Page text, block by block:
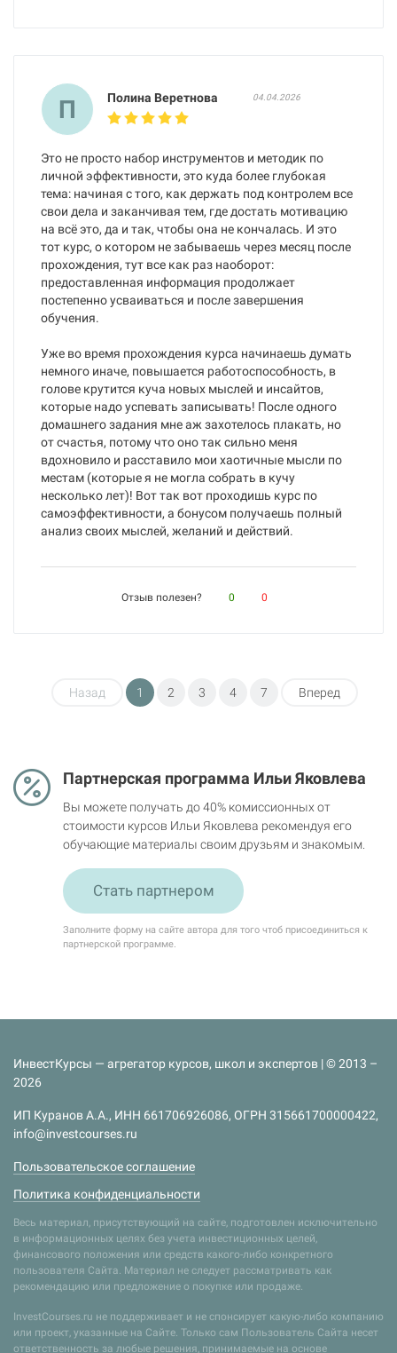
П Полина Веретнова 04.04.2026
Это не просто набор инструментов и методик по
личной эффективности, это куда более глубокая
тема: начиная с того, как держать под контролем все
свои дела и заканчивая тем, где достать мотивацию
на всё это, да и так, чтобы она не кончалась. И это
тот курс, о котором не забываешь через месяц после
прохождения, тут все как раз наоборот:
предоставленная информация продолжает
постепенно усваиваться и после завершения
обучения.
Уже во время прохождения курса начинаешь думать
немного иначе, повышается работоспособность, в
голове крутится куча новых мыслей и инсайтов,
которые надо успевать записывать! После одного
домашнего задания мне аж захотелось плакать, но
от счастья, потому что оно так сильно меня
вдохновило и расставило мои хаотичные мысли по
местам (которые я не могла собрать в кучу
несколько лет)! Вот так вот проходишь курс по
самоэффективности, а бонусом получаешь полный
анализ своих мыслей, желаний и действий.
Отзыв полезен? 0 0
Назад 1 2 3 4 7 Вперед
Партнерская программа Ильи Яковлева
Вы можете получать до 40% комиссионных от
стоимости курсов Ильи Яковлева рекомендуя его
обучающие материалы своим друзьям и знакомым.
Стать партнером
Заполните форму на сайте автора для того чтоб присоединиться к
партнерской программе.
ИнвестКурсы — агрегатор курсов, школ и экспертов | © 2013 –
2026
ИП Куранов А.А., ИНН 661706926086, ОГРН 315661700000422,
info@investcourses.ru
Пользовательское соглашение
Политика конфиденциальности
Весь материал, присутствующий на сайте, подготовлен исключительно
в информационных целях без учета инвестиционных целей,
финансового положения или средств какого-либо конкретного
пользователя Сайта. Материал не следует рассматривать как
рекомендацию или предложение о покупке или продаже.
InvestCourses.ru не поддерживает и не спонсирует какую-либо компанию
или проект, указанные на Сайте. Только сам Пользователь Сайта несет
ответственность за любые решения, принимаемые на основе